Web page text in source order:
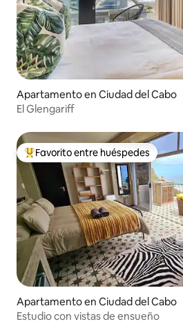
Apartamento en Ciudad del Cabo
El Glengariff
Favorito entre huéspedes preferido
Favorito entre huéspedes
Apartamento en Ciudad del Cabo
Estudio con vistas de ensueño